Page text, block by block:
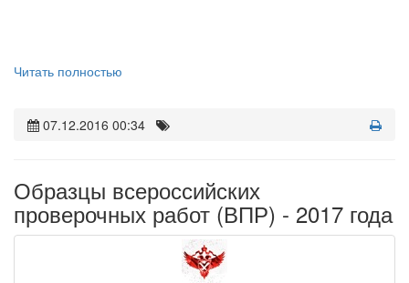
Читать полностью
07.12.2016 00:34
Образцы всероссийских
проверочных работ (ВПР) - 2017 года